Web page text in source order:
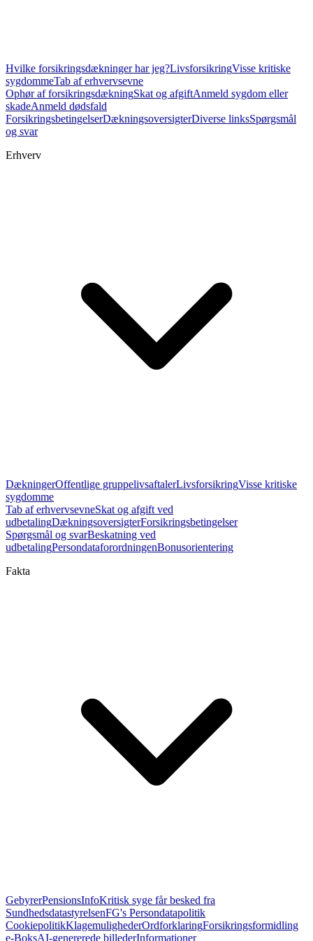
Hvilke forsikringsdækninger har jeg?LivsforsikringVisse kritiske
sygdommeTab af erhvervsevne
Ophør af forsikringsdækningSkat og afgiftAnmeld sygdom eller
skadeAnmeld dødsfald
ForsikringsbetingelserDækningsoversigterDiverse linksSpørgsmål
og svar
Erhverv
DækningerOffentlige gruppelivsaftalerLivsforsikringVisse kritiske
sygdomme
Tab af erhvervsevneSkat og afgift ved
udbetalingDækningsoversigterForsikringsbetingelser
Spørgsmål og svarBeskatning ved
udbetalingPersondataforordningenBonusorientering
Fakta
GebyrerPensionsInfoKritisk syge får besked fra
SundhedsdatastyrelsenFG's Persondatapolitik
CookiepolitikKlagemulighederOrdforklaringForsikringsformidling
e-BoksAI-genererede billederInformationer